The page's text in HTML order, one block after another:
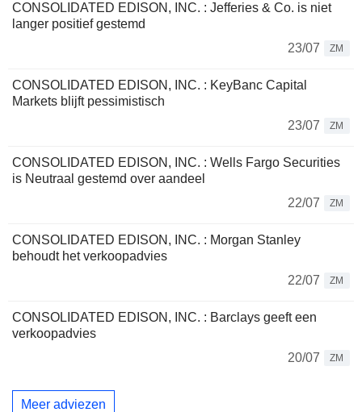
CONSOLIDATED EDISON, INC. : Jefferies & Co. is niet
langer positief gestemd
23/07
ZM
CONSOLIDATED EDISON, INC. : KeyBanc Capital
Markets blijft pessimistisch
23/07
ZM
CONSOLIDATED EDISON, INC. : Wells Fargo Securities
is Neutraal gestemd over aandeel
22/07
ZM
CONSOLIDATED EDISON, INC. : Morgan Stanley
behoudt het verkoopadvies
22/07
ZM
CONSOLIDATED EDISON, INC. : Barclays geeft een
verkoopadvies
20/07
ZM
Meer adviezen